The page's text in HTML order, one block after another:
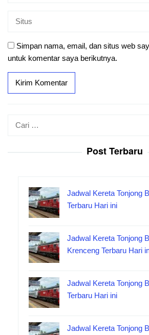
Simpan nama, email, dan situs web
untuk komentar saya berikutnya.
Cari
Post Terbaru
Jadwal Kereta Tonjong
Terbaru Hari ini
Jadwal Kereta Tonjong
Krenceng Terbaru Hari
Jadwal Kereta Tonjong
Terbaru Hari ini
Jadwal Kereta Tonjong